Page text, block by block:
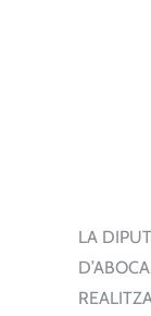
LA